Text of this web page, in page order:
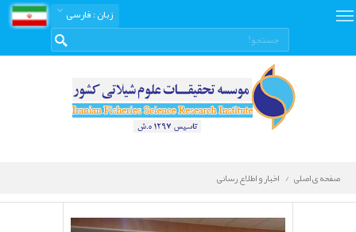
زبان: فارسی
صفحه ی اصلی اخبار و اطلاع رسانی
اخبار